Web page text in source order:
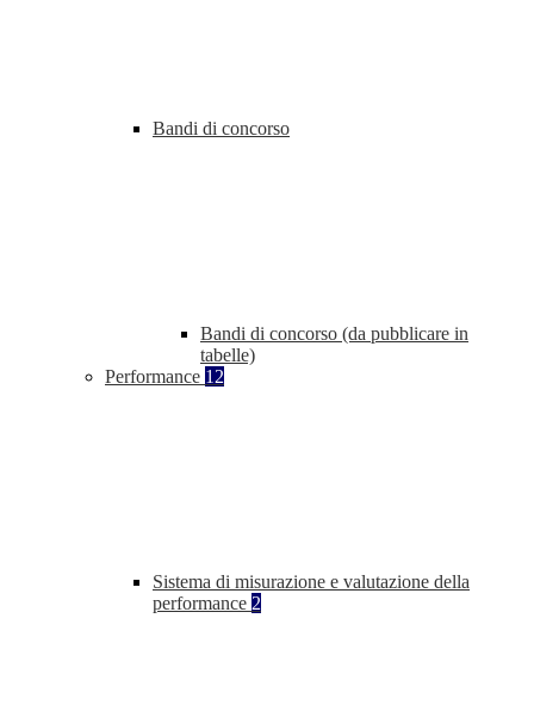
Bandi di concorso
Bandi di concorso (da pubblicare in
tabelle)
Performance 12
Sistema di misurazione e valutazione della
performance 2